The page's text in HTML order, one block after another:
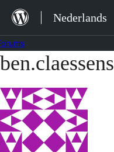
naar
de
inhoud
Nederlands
Ga
de
inhoud
ben.claessens